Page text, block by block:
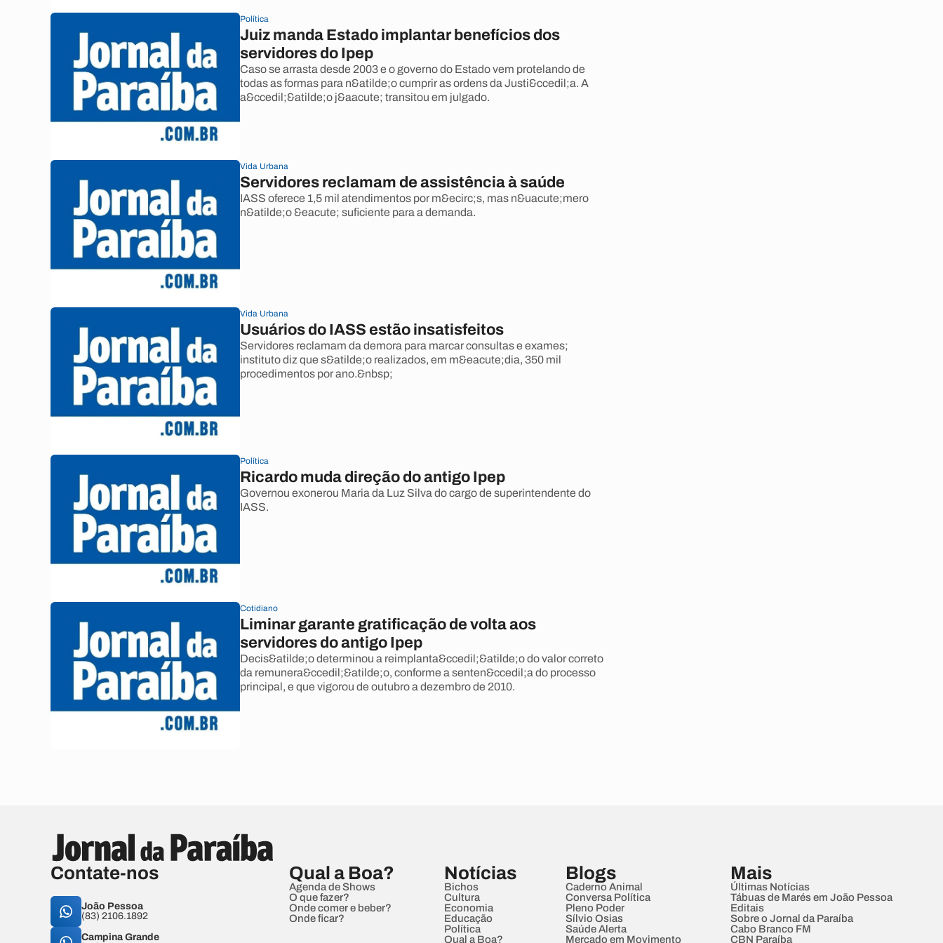
Política
Juiz manda Estado implantar benefícios dos
servidores do Ipep
Caso se arrasta desde 2003 e o governo do Estado vem protelando de
todas as formas para n&atilde;o cumprir as ordens da Justi&ccedil;a. A
a&ccedil;&atilde;o j&aacute; transitou em julgado.
Vida Urbana
Servidores reclamam de assistência à saúde
IASS oferece 1,5 mil atendimentos por m&ecirc;s, mas n&uacute;mero
n&atilde;o &eacute; suficiente para a demanda.
Vida Urbana
Usuários do IASS estão insatisfeitos
Servidores reclamam da demora para marcar consultas e exames;
instituto diz que s&atilde;o realizados, em m&eacute;dia, 350 mil
procedimentos por ano.&nbsp;
Política
Ricardo muda direção do antigo Ipep
Governou exonerou Maria da Luz Silva do cargo de superintendente do
IASS.
Cotidiano
Liminar garante gratificação de volta aos
servidores do antigo Ipep
Decis&atilde;o determinou a reimplanta&ccedil;&atilde;o do valor correto
da remunera&ccedil;&atilde;o, conforme a senten&ccedil;a do processo
principal, e que vigorou de outubro a dezembro de 2010.
Contate-nos
João Pessoa
(83) 2106.1892
Campina Grande
Qual a Boa?
Agenda de Shows
O que fazer?
Onde comer e beber?
Onde ficar?
Notícias
Bichos
Cultura
Economia
Educação
Política
Qual a Boa?
Blogs
Caderno Animal
Conversa Política
Pleno Poder
Sílvio Osias
Saúde Alerta
Mercado em Movimento
Mais
Últimas Notícias
Tábuas de Marés em João Pessoa
Editais
Sobre o Jornal da Paraíba
Cabo Branco FM
CBN Paraíba